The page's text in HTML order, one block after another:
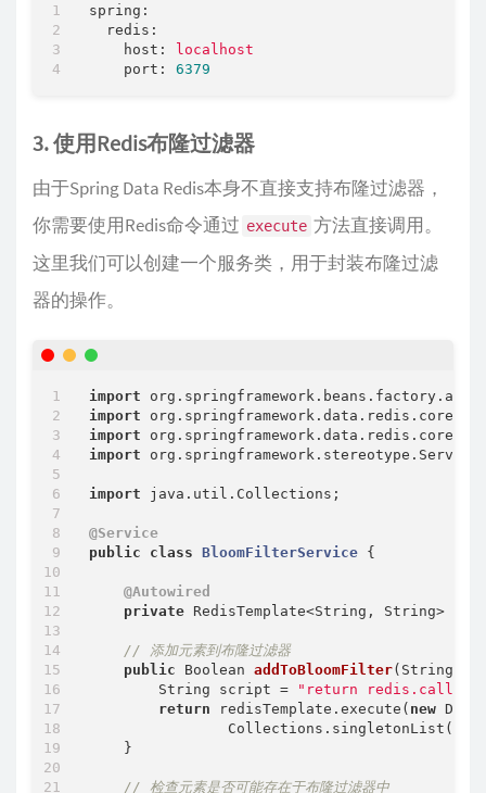
spring:
redis:
host:
localhost
port:
6379
3. 使用Redis布隆过滤器
由于Spring Data Redis本身不直接支持布隆过滤器，
你需要使用Redis命令通过 execute 方法直接调用。
这里我们可以创建一个服务类，用于封装布隆过滤
器的操作。
import
import
import
import
import java.util.Collections;
@Service
public
class BloomFilterService {
@Autowired
private RedisTemplate<String, String>
// 添加元素到布隆过滤器
public Boolean addToBloomFilter(String
        String script =
"return
return redisTemplate.execute( new
    }
// 检查元素是否可能存在于布隆过滤器中